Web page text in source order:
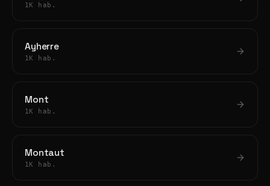
1K hab.
Ayherre
1K hab.
Mont
1K hab.
Montaut
1K hab.